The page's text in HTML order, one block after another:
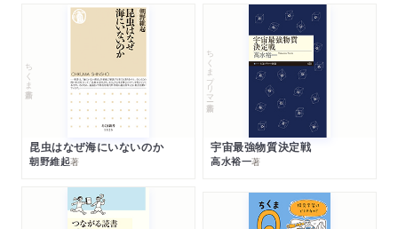
ちくま新書
昆虫はなぜ海にいないのか
朝野維起著
ちくまプリマー新書
宇宙最強物質決定戦
高水裕一著